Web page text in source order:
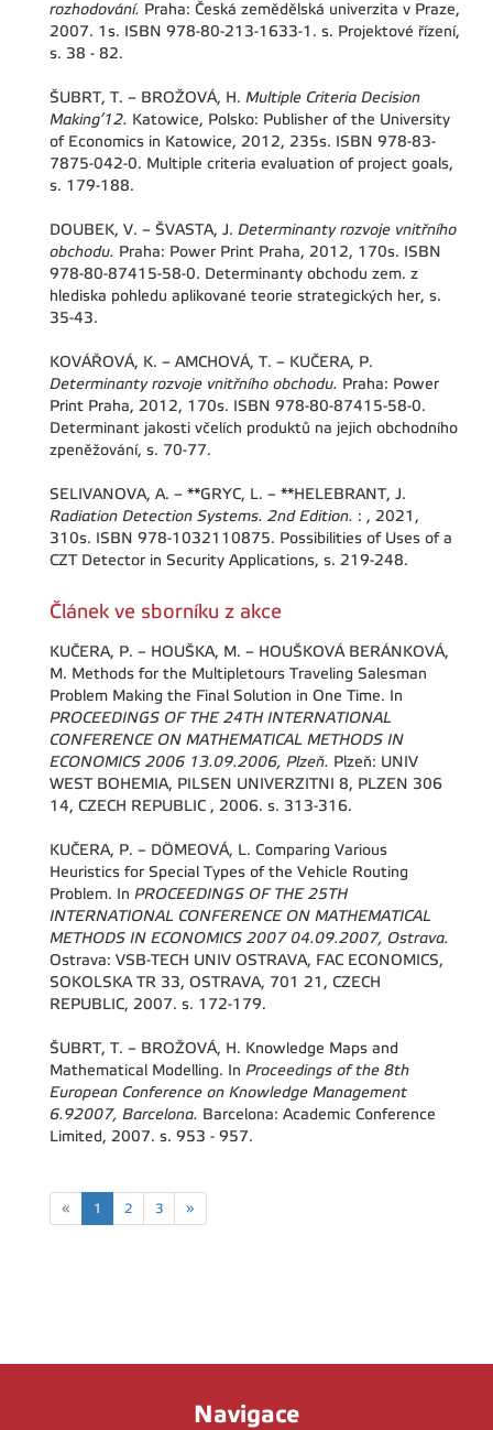
rozhodování. Praha: Česká zemědělská univerzita v Praze,
2007. 1s. ISBN 978-80-213-1633-1. s. Projektové řízení,
s. 38 - 82.
ŠUBRT, T. – BROŽOVÁ, H. Multiple Criteria Decision
Making’12. Katowice, Polsko: Publisher of the University
of Economics in Katowice, 2012, 235s. ISBN 978-83-
7875-042-0. Multiple criteria evaluation of project goals,
s. 179-188.
DOUBEK, V. – ŠVASTA, J. Determinanty rozvoje vnitřního
obchodu. Praha: Power Print Praha, 2012, 170s. ISBN
978-80-87415-58-0. Determinanty obchodu zem. z
hlediska pohledu aplikované teorie strategických her, s.
35-43.
KOVÁŘOVÁ, K. – AMCHOVÁ, T. – KUČERA, P.
Determinanty rozvoje vnitřního obchodu. Praha: Power
Print Praha, 2012, 170s. ISBN 978-80-87415-58-0.
Determinant jakosti včelích produktů na jejich obchodního
zpeněžování, s. 70-77.
SELIVANOVA, A. – **GRYC, L. – **HELEBRANT, J.
Radiation Detection Systems. 2nd Edition. : , 2021,
310s. ISBN 978-1032110875. Possibilities of Uses of a
CZT Detector in Security Applications, s. 219-248.
Článek ve sborníku z akce
KUČERA, P. – HOUŠKA, M. – HOUŠKOVÁ BERÁNKOVÁ,
M. Methods for the Multipletours Traveling Salesman
Problem Making the Final Solution in One Time. In
PROCEEDINGS OF THE 24TH INTERNATIONAL
CONFERENCE ON MATHEMATICAL METHODS IN
ECONOMICS 2006 13.09.2006, Plzeň. Plzeň: UNIV
WEST BOHEMIA, PILSEN UNIVERZITNI 8, PLZEN 306
14, CZECH REPUBLIC , 2006. s. 313-316.
KUČERA, P. – DÖMEOVÁ, L. Comparing Various
Heuristics for Special Types of the Vehicle Routing
Problem. In PROCEEDINGS OF THE 25TH
INTERNATIONAL CONFERENCE ON MATHEMATICAL
METHODS IN ECONOMICS 2007 04.09.2007, Ostrava.
Ostrava: VSB-TECH UNIV OSTRAVA, FAC ECONOMICS,
SOKOLSKA TR 33, OSTRAVA, 701 21, CZECH
REPUBLIC, 2007. s. 172-179.
ŠUBRT, T. – BROŽOVÁ, H. Knowledge Maps and
Mathematical Modelling. In Proceedings of the 8th
European Conference on Knowledge Management
6.92007, Barcelona. Barcelona: Academic Conference
Limited, 2007. s. 953 - 957.
« 1 2 3 »
Navigace